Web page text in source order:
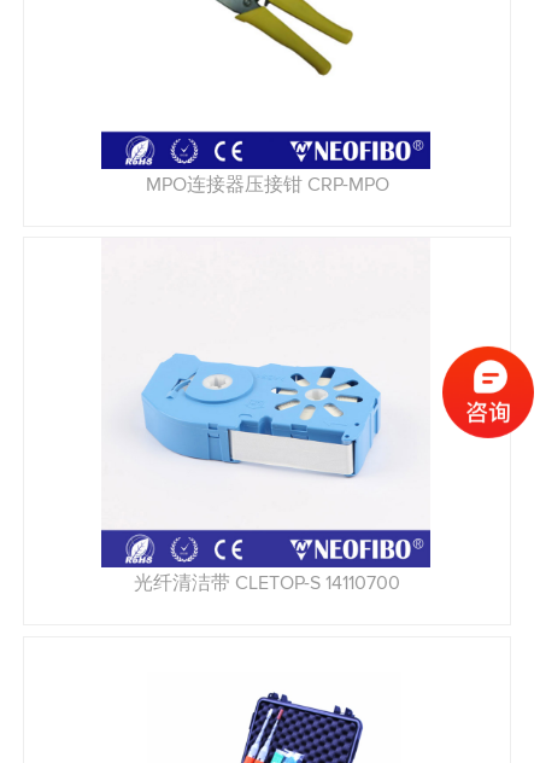
MPO连接器压接钳 CRP-MPO
光纤清洁带 CLETOP-S 14110700